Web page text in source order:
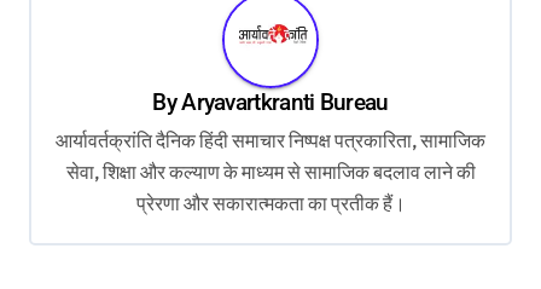
ByAryavartkranti Bureau
आर्यावर्तक्रांति दैनिक हिंदी समाचार निष्पक्ष पत्रकारिता, सामाजिक
सेवा, शिक्षा और कल्याण के माध्यम से सामाजिक बदलाव लाने की
प्रेरणा और सकारात्मकता का प्रतीक हैं।